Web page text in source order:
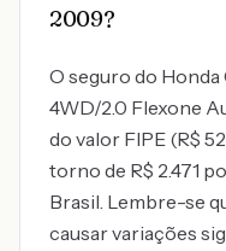
2009?
O seguro do Honda
4WD/2.0 Flexone
do valor FIPE (R$
torno de R$ 2.471
Brasil. Lembre-se
causar variações